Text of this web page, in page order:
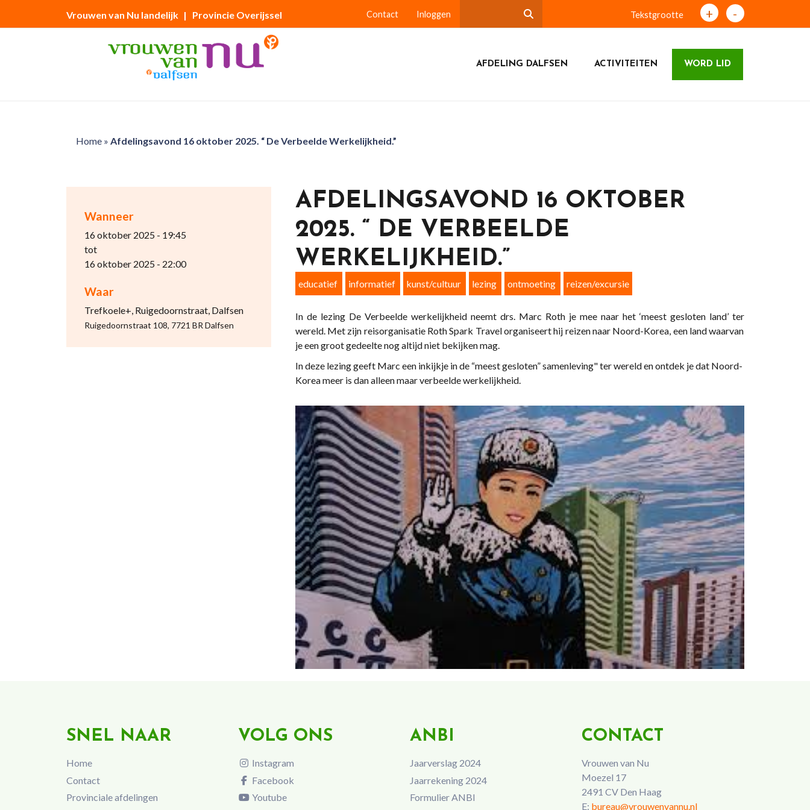
Vrouwen van Nu landelijk | Provincie Overijssel Contact Inloggen Tekstgrootte + -
AFDELING DALFSEN ACTIVITEITEN WORD LID
Home» Afdelingsavond 16 oktober 2025. “ De Verbeelde Werkelijkheid.”
Wanneer
16 oktober 2025 - 19:45
tot
16 oktober 2025 - 22:00
Waar
Trefkoele+, Ruigedoornstraat, Dalfsen
Ruigedoornstraat 108, 7721 BR Dalfsen
AFDELINGSAVOND 16 OKTOBER
2025. “ DE VERBEELDE
WERKELIJKHEID.”
educatief informatief kunst/cultuur lezing ontmoeting reizen/excursie
In de lezing De Verbeelde werkelijkheid neemt drs. Marc Roth je mee naar het ‘meest gesloten land’ ter
wereld. Met zijn reisorganisatie Roth Spark Travel organiseert hij reizen naar Noord-Korea, een land waarvan
je een groot gedeelte nog altijd niet bekijken mag.
In deze lezing geeft Marc een inkijkje in de “meest gesloten” samenleving" ter wereld en ontdek je dat Noord-
Korea meer is dan alleen maar verbeelde werkelijkheid.
SNEL NAAR
Home
Contact
Provinciale afdelingen
VOLG ONS
Instagram
Facebook
Youtube
ANBI
Jaarverslag 2024
Jaarrekening 2024
Formulier ANBI
CONTACT
Vrouwen van Nu
Moezel 17
2491 CV Den Haag
E: bureau@vrouwenvannu.nl